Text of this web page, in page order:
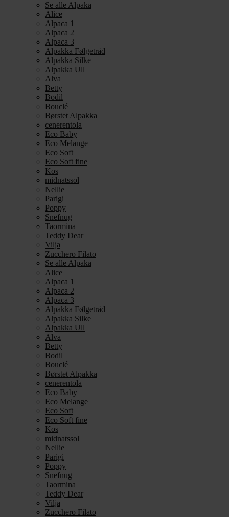
Se alle Alpaka
Alice
Alpaca 1
Alpaca 2
Alpaca 3
Alpakka Følgetråd
Alpakka Silke
Alpakka Ull
Alva
Betty
Bodil
Bouclé
Børstet Alpakka
cenerentola
Eco Baby
Eco Melange
Eco Soft
Eco Soft fine
Kos
midnatssol
Nellie
Parigi
Poppy
Snefnug
Taormina
Teddy Dear
Vilja
Zucchero Filato
Se alle Alpaka
Alice
Alpaca 1
Alpaca 2
Alpaca 3
Alpakka Følgetråd
Alpakka Silke
Alpakka Ull
Alva
Betty
Bodil
Bouclé
Børstet Alpakka
cenerentola
Eco Baby
Eco Melange
Eco Soft
Eco Soft fine
Kos
midnatssol
Nellie
Parigi
Poppy
Snefnug
Taormina
Teddy Dear
Vilja
Zucchero Filato